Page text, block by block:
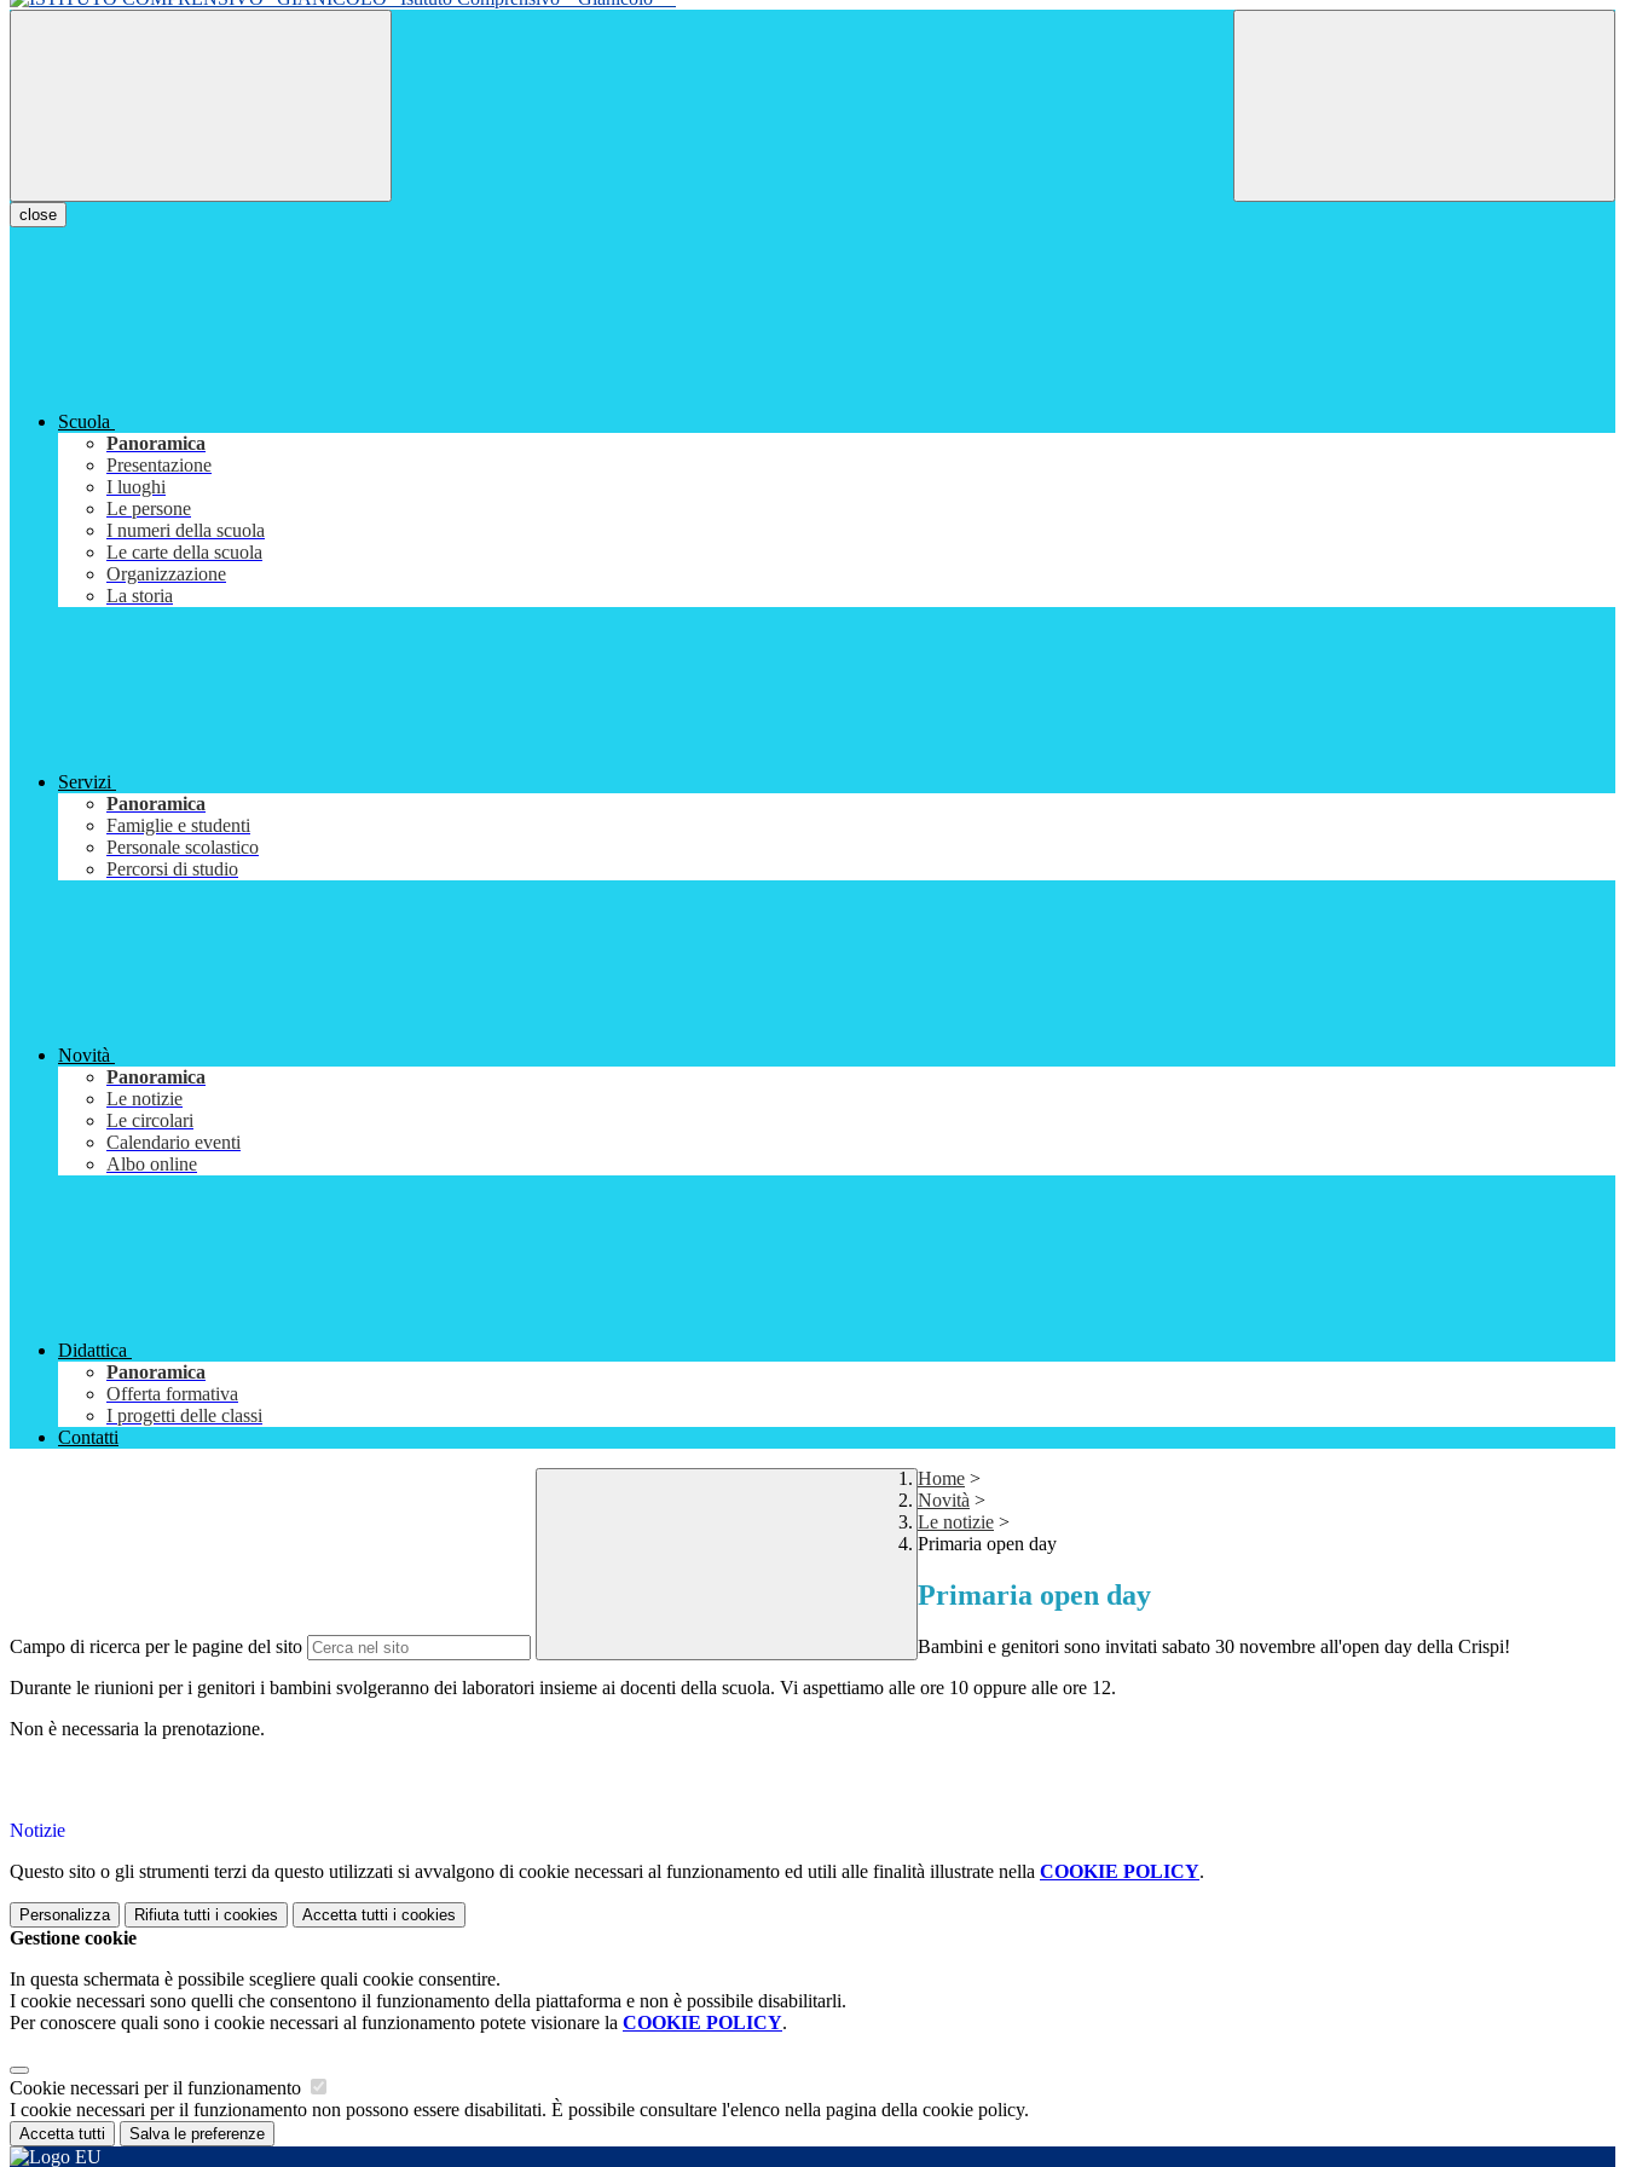
close
Scuola
Panoramica
Presentazione
I luoghi
Le persone
I numeri della scuola
Le carte della scuola
Organizzazione
La storia
Servizi
Panoramica
Famiglie e studenti
Personale scolastico
Percorsi di studio
Novità
Panoramica
Le notizie
Le circolari
Calendario eventi
Albo online
Didattica
Panoramica
Offerta formativa
I progetti delle classi
Contatti
Campo di ricerca per le pagine del sito
Home >
Novità >
Le notizie >
Primaria open day
Primaria open day
Bambini e genitori sono invitati sabato 30 novembre all'open day della Crispi!
Durante le riunioni per i genitori i bambini svolgeranno dei laboratori insieme ai docenti della scuola. Vi aspettiamo alle ore 10 oppure alle ore 12.
Non è necessaria la prenotazione.
Notizie
Questo sito o gli strumenti terzi da questo utilizzati si avvalgono di cookie necessari al funzionamento ed utili alle finalità illustrate nella COOKIE POLICY.
Personalizza Rifiuta tutti i cookies Accetta tutti i cookies
Gestione cookie
In questa schermata è possibile scegliere quali cookie consentire.
I cookie necessari sono quelli che consentono il funzionamento della piattaforma e non è possibile disabilitarli.
Per conoscere quali sono i cookie necessari al funzionamento potete visionare la COOKIE POLICY.
Cookie necessari per il funzionamento
I cookie necessari per il funzionamento non possono essere disabilitati. È possibile consultare l'elenco nella pagina della cookie policy.
Accetta tutti Salva le preferenze